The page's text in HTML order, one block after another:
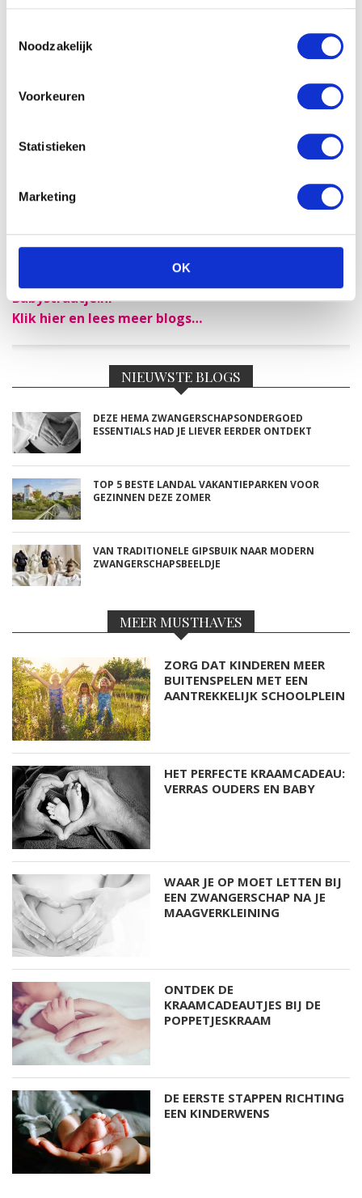
Noodzakelijk
Voorkeuren
Statistieken
Marketing
OK
Babystraatje.nl
Klik hier en lees meer blogs…
NIEUWSTE BLOGS
DEZE HEMA ZWANGERSCHAPSONDERGOED
ESSENTIALS HAD JE LIEVER EERDER ONTDEKT
TOP 5 BESTE LANDAL VAKANTIEPARKEN VOOR
GEZINNEN DEZE ZOMER
VAN TRADITIONELE GIPSBUIK NAAR MODERN
ZWANGERSCHAPSBEELDJE
MEER MUSTHAVES
ZORG DAT KINDEREN MEER
BUITENSPELEN MET EEN
AANTREKKELIJK SCHOOLPLEIN
HET PERFECTE KRAAMCADEAU:
VERRAS OUDERS EN BABY
WAAR JE OP MOET LETTEN BIJ
EEN ZWANGERSCHAP NA JE
MAAGVERKLEINING
ONTDEK DE
KRAAMCADEAUTJES BIJ DE
POPPETJESKRAAM
DE EERSTE STAPPEN RICHTING
EEN KINDERWENS